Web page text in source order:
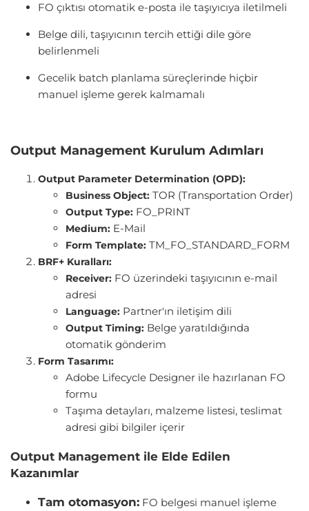
FO çıktısı otomatik e-posta ile taşıyıcıya iletilmeli
Belge dili, taşıyıcının tercih ettiği dile göre
belirlenmeli
Gecelik batch planlama süreçlerinde hiçbir
manuel işleme gerek kalmamalı
Output Management Kurulum Adımları
Output Parameter Determination (OPD):
Business Object: TOR (Transportation Order)
Output Type: FO_PRINT
Medium: E-Mail
Form Template: TM_FO_STANDARD_FORM
BRF+ Kuralları:
Receiver: FO üzerindeki taşıyıcının e-mail
adresi
Language: Partner'ın iletişim dili
Output Timing: Belge yaratıldığında
otomatik gönderim
Form Tasarımı:
Adobe Lifecycle Designer ile hazırlanan FO
formu
Taşıma detayları, malzeme listesi, teslimat
adresi gibi bilgiler içerir
Output Management ile Elde Edilen
Kazanımlar
Tam otomasyon: FO belgesi manuel işleme